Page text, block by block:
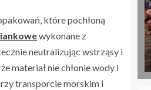
które pochłoną
wykonane z
neutralizując wstrząsy i
materiał nie chłonie wody i
transporcie morskim i